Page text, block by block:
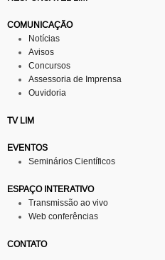
COMUNICAÇÃO
Notícias
Avisos
Concursos
Assessoria de Imprensa
Ouvidoria
TV LIM
EVENTOS
Seminários Científicos
ESPAÇO INTERATIVO
Transmissão ao vivo
Web conferências
CONTATO